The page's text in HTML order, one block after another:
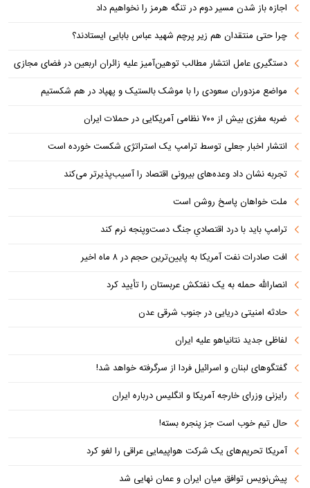
اجازه باز شدن مسیر دوم در تنگه هرمز را نخواهیم داد
چرا حتی منتقدان هم زیر پرچم شهید عباس بابایی ایستادند؟
دستگیری عامل انتشار مطالب توهین‌آمیز علیه زائران اربعین در فضای مجازی
مواضع مزدوران سعودی را با موشک بالستیک و پهپاد در هم شکستیم
ضربه مغزی بیش از ۷۰۰ نظامی آمریکایی در حملات ایران
انتشار اخبار جعلی توسط ترامپ یک استراتژی شکست خورده است
تجربه نشان داد وعده‌های بیرونی اقتصاد را آسیب‌پذیرتر می‌کند
ملت خواهان پاسخ روشن است
ترامپ باید با درد اقتصادیِ جنگ دست‌و‌پنجه نرم کند
افت صادرات نفت آمریکا به پایین‌ترین حجم در ۸ ماه اخیر
انصارالله حمله به یک نفتکش عربستان را تأیید کرد
حادثه امنیتی دریایی در جنوب شرقی عدن
لفاظی جدید نتانیاهو علیه ایران
گفتگوهای لبنان و اسرائیل فردا از سرگرفته خواهد شد!
رایزنی وزرای خارجه آمریکا و انگلیس درباره ایران
حال تیم خوب است جز پنجره بسته!
آمریکا تحریم‌های یک شرکت هواپیمایی عراقی را لغو کرد
پیش‌نویس توافق میان ایران و عمان نهایی شد